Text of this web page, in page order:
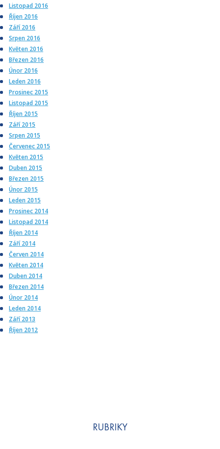
Listopad 2016
Říjen 2016
Září 2016
Srpen 2016
Květen 2016
Březen 2016
Únor 2016
Leden 2016
Prosinec 2015
Listopad 2015
Říjen 2015
Září 2015
Srpen 2015
Červenec 2015
Květen 2015
Duben 2015
Březen 2015
Únor 2015
Leden 2015
Prosinec 2014
Listopad 2014
Říjen 2014
Září 2014
Červen 2014
Květen 2014
Duben 2014
Březen 2014
Únor 2014
Leden 2014
Září 2013
Říjen 2012
RUBRIKY